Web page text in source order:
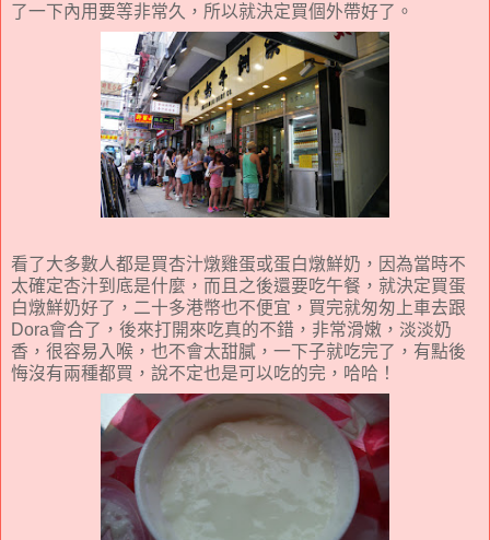
了一下內用要等非常久，所以就決定買個外帶好了。
看了大多數人都是買杏汁燉雞蛋或蛋白燉鮮奶，因為當時不
太確定杏汁到底是什麼，而且之後還要吃午餐，就決定買蛋
白燉鮮奶好了，二十多港幣也不便宜，買完就匆匆上車去跟
Dora會合了，後來打開來吃真的不錯，非常滑嫩，淡淡奶
香，很容易入喉，也不會太甜膩，一下子就吃完了，有點後
悔沒有兩種都買，說不定也是可以吃的完，哈哈！